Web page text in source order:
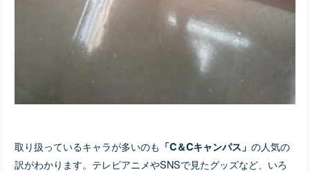
取り扱っているキャラが多いのも 「C＆Cキャンパス」 の人気の
訳がわかります。テレビアニメやSNSで見たグッズなど、いろ